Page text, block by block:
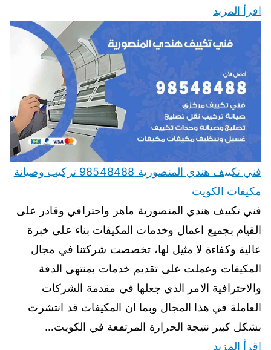
اقرأ المزيد
فني تكييف هندي المنصورية 98548488 تركيب وصيانة
مكيفات الكويت
فني تكييف هندي المنصورية ماهر واحترافي وقادر على
القيام بجميع اعمال وخدمات المكيفات بناء على خبرة
عالية وكفاءة لا مثيل لها، تخصصت شركتنا في مجال
المكيفات وعملت على تقديم خدمات بمنتهى الدقة
والاحترافية الامر الذي جعلها في مقدمة الشركات
العاملة في هذا المجال وبما ان المكيفات قد انتشرت
بشكل كبير نتيجة الحرارة المرتفعة في الكويت…
اقرأ المزيد